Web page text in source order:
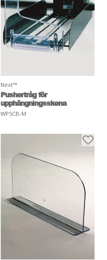
Next™
Pushertråg för
upphängningsskena
WP5CB-M